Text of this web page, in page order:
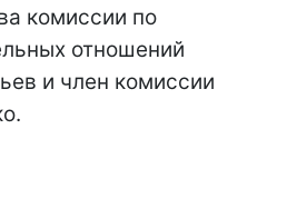
комиссии по
отношений
и член комиссии